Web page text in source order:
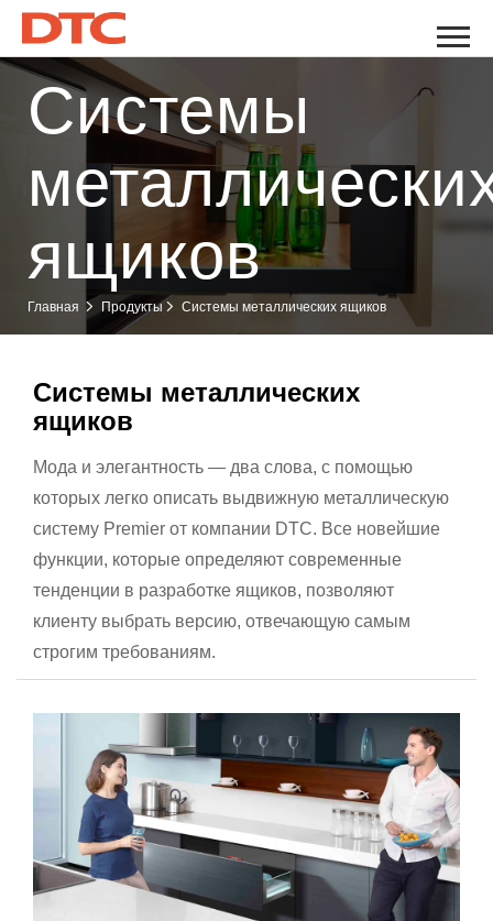
Cистемы
ящиков
Главная Продукты Cистемы металлических ящиков
Cистемы металлических
ящиков
Мода и элегантность — два слова, с помощью
которых легко описать выдвижную металлическую
систему Premier от компании DTC. Все новейшие
функции, которые определяют современные
тенденции в разработке ящиков, позволяют
клиенту выбрать версию, отвечающую самым
строгим требованиям.